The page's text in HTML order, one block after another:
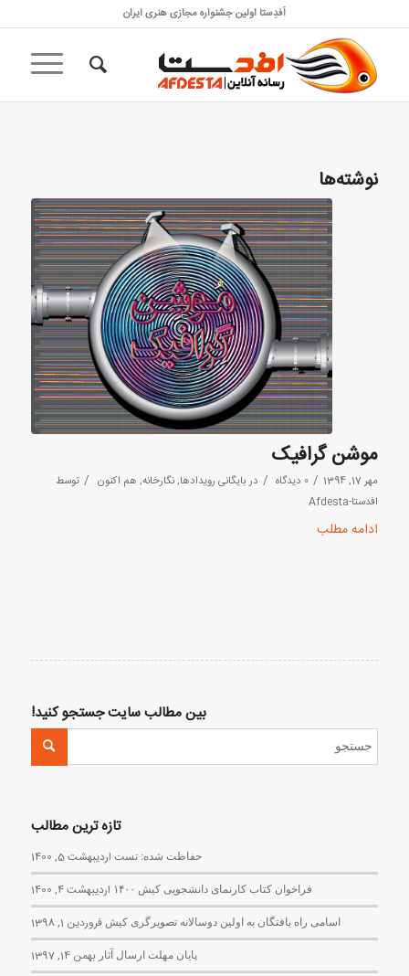
اَفدِستا اولین جشنواره مجازی هنری ایران
نوشته‌ها
موشن گرافیک
مهر 17, 1394 / 0 دیدگاه / در بایگانی رویدادها,نگارخانه, هم اکنون / توسط
افدستا-Afdesta
ادامه مطلب
بین مطالب سایت جستجو کنید!
تازه ترین مطالب
حفاظت شده: تست اردیبهشت 5, 1400
فراخوان کتاب کارنمای دانشجویی کیش ۱۴۰۰ اردیبهشت 4, 1400
اسامی راه یافتگان به اولین دوسالانه تصویرگری کیش فروردین 1, 1398
پایان مهلت ارسال آثار بهمن 14, 1397